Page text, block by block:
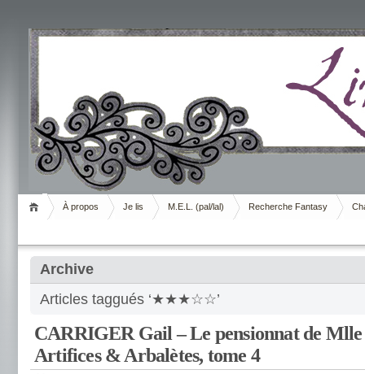
Livrement
À propos Je lis M.E.L. (pal/lal) Recherche Fantasy
Archive
Articles taggués ‘★★★☆☆’
CARRIGER Gail – Le pensionnat de
Artifices & Arbalètes, tome 4